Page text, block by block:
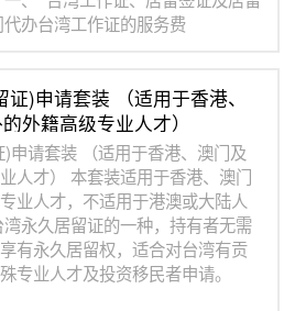
办台湾工作证的服务费
)申请套装 （适用于香港、
外籍高级专业人才）
申请套装 （适用于香港、澳门及
人才） 本套装适用于香港、澳门
业人才，不适用于港澳或大陆人
永久居留证的一种，持有者无需
有永久居留权，适合对台湾有贡
专业人才及投资移民者申请。